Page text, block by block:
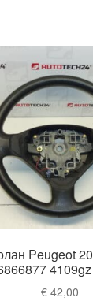
Peugeot
€42,00